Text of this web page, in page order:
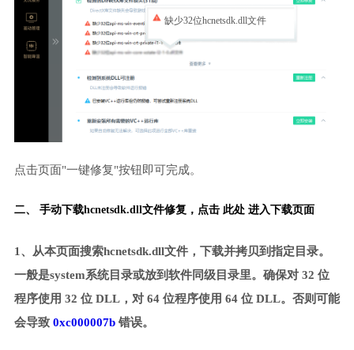
缺少32位hcnetsdk.dll文件
点击页面"一键修复"按钮即可完成。
二、 手动下载hcnetsdk.dll文件修复， 点击 此处 进入下载页面
1、从本页面搜索hcnetsdk.dll文件，下载并拷贝到指定目录。
一般是system系统目录或放到软件同级目录里。确保对 32 位
程序使用 32 位 DLL，对 64 位程序使用 64 位 DLL。否则可能
会导致 0xc000007b错误。